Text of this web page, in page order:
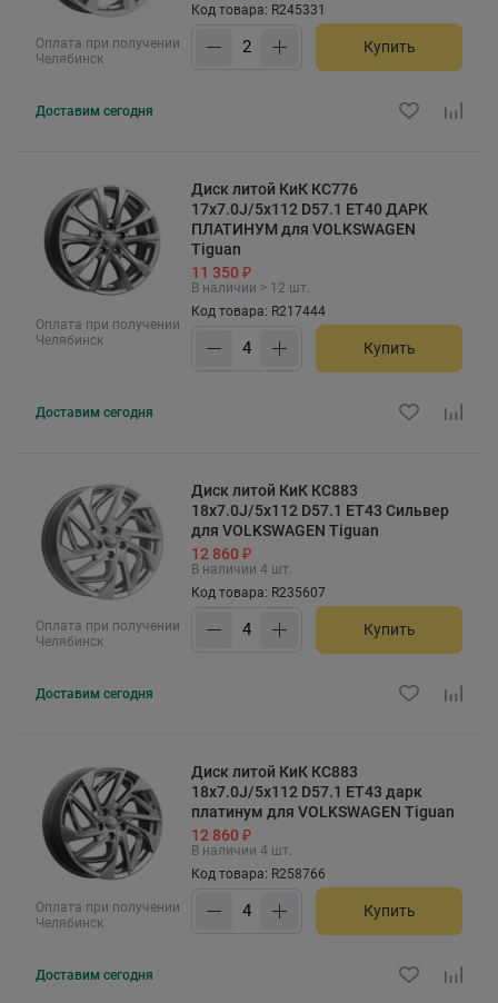
Оплата при получении
Челябинск
Код товара: R245331
Купить
Доставим сегодня
Оплата при получении
Челябинск
Диск литой КиК КС776
17x7.0J/5x112 D57.1 ET40 ДАРК
ПЛАТИНУМ для VOLKSWAGEN
Tiguan
11 350 ₽
В наличии > 12 шт.
Код товара: R217444
Купить
Доставим сегодня
Оплата при получении
Челябинск
Диск литой КиК КС883
18x7.0J/5x112 D57.1 ET43 Сильвер
для VOLKSWAGEN Tiguan
12 860 ₽
В наличии 4 шт.
Код товара: R235607
Купить
Доставим сегодня
Оплата при получении
Челябинск
Диск литой КиК КС883
18x7.0J/5x112 D57.1 ET43 дарк
платинум для VOLKSWAGEN Tiguan
12 860 ₽
В наличии 4 шт.
Код товара: R258766
Купить
Доставим сегодня